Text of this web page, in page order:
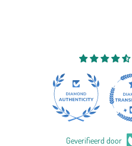
Geverifieerd door